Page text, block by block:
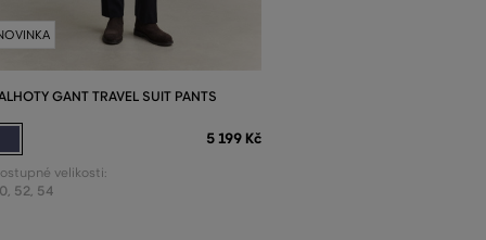
GANT TRAVEL SUIT PANTS
5 199 Kč
velikosti:
, 52, 54